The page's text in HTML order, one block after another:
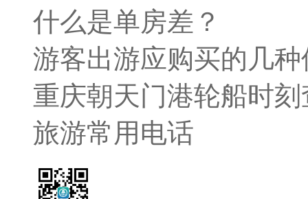
什么是单房差？
游客出游应购买的几种
重庆朝天门港轮船时
旅游常用电话